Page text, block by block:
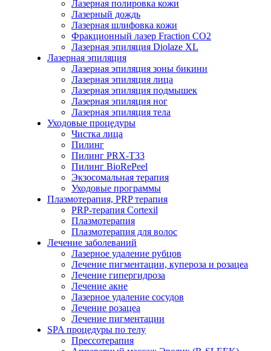
Лазерная полировка кожи
Лазерный дождь
Лазерная шлифовка кожи
Фракционный лазер Fraction CO2
Лазерная эпиляция Diolaze XL
Лазерная эпиляция
Лазерная эпиляция зоны бикини
Лазерная эпиляция лица
Лазерная эпиляция подмышек
Лазерная эпиляция ног
Лазерная эпиляция тела
Уходовые процедуры
Чистка лица
Пилинг
Пилинг PRX-T33
Пилинг BioRePeel
Экзосомальная терапия
Уходовые программы
Плазмотерапия, PRP терапия
PRP-терапия Cortexil
Плазмотерапия
Плазмотерапия для волос
Лечение заболеваний
Лазерное удаление рубцов
Лечение пигментации, купероза и розацеа
Лечение гипергидроза
Лечение акне
Лазерное удаление сосудов
Лечение розацеа
Лечение пигментации
SPA процедуры по телу
Прессотерапия